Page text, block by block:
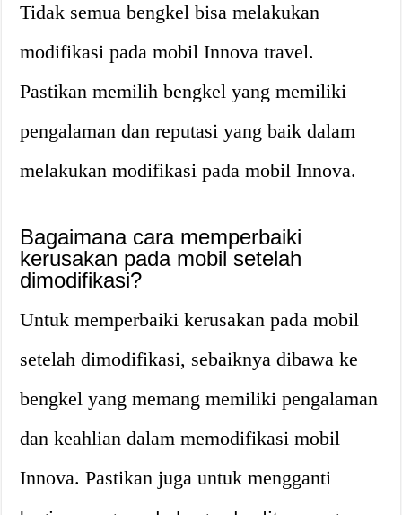
Tidak semua bengkel bisa melakukan
modifikasi pada mobil Innova travel.
Pastikan memilih bengkel yang memiliki
pengalaman dan reputasi yang baik dalam
melakukan modifikasi pada mobil Innova.
Bagaimana cara memperbaiki
kerusakan pada mobil setelah
dimodifikasi?
Untuk memperbaiki kerusakan pada mobil
setelah dimodifikasi, sebaiknya dibawa ke
bengkel yang memang memiliki pengalaman
dan keahlian dalam memodifikasi mobil
Innova. Pastikan juga untuk mengganti